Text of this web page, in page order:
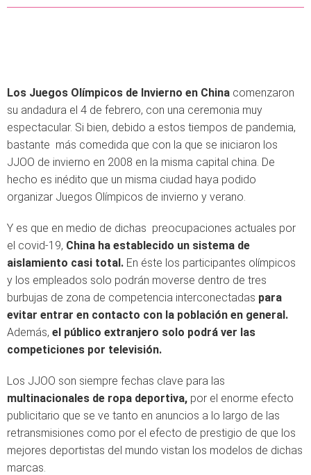
Los Juegos Olímpicos de Invierno en China comenzaron
su andadura el 4 de febrero, con una ceremonia muy
espectacular. Si bien, debido a estos tiempos de pandemia,
bastante más comedida que con la que se iniciaron los
JJOO de invierno en 2008 en la misma capital china. De
hecho es inédito que un misma ciudad haya podido
organizar Juegos Olímpicos de invierno y verano.
Y es que en medio de dichas preocupaciones actuales por
el covid-19, China ha establecido un sistema de
aislamiento casi total. En éste los participantes olímpicos
y los empleados solo podrán moverse dentro de tres
burbujas de zona de competencia interconectadas para
evitar entrar en contacto con la población en general.
Además, el público extranjero solo podrá ver las
competiciones por televisión.
Los JJOO son siempre fechas clave para las
multinacionales de ropa deportiva, por el enorme efecto
publicitario que se ve tanto en anuncios a lo largo de las
retransmisiones como por el efecto de prestigio de que los
mejores deportistas del mundo vistan los modelos de dichas
marcas.